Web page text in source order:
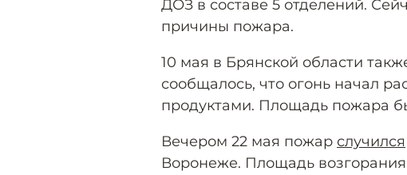
ДОЗ в составе 5 отделений.
причины пожара.
10 мая в Брянской области
сообщалось, что огонь начал
продуктами. Площадь пожара
Вечером 22 мая пожар случился
Воронеже. Площадь возгорания